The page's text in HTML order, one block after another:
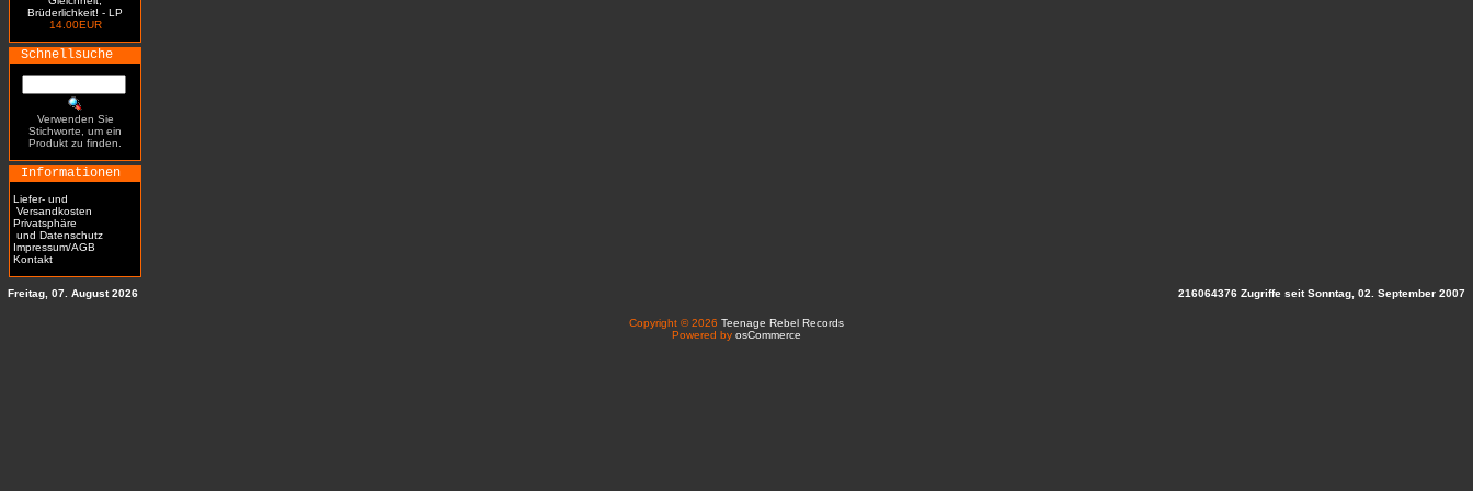
Brüderlichkeit! - LP
14.00EUR
Schnellsuche
Verwenden Sie
Stichworte, um ein
Produkt zu finden.
Informationen
Liefer- und
Versandkosten
Privatsphäre
und Datenschutz
Impressum/AGB
Kontakt
Freitag, 07. August 2026 216064376 Zugriffe seit Sonntag, 02. September 2007
Copyright © 2026 Teenage Rebel Records
Powered by osCommerce